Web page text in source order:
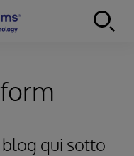
qui sotto